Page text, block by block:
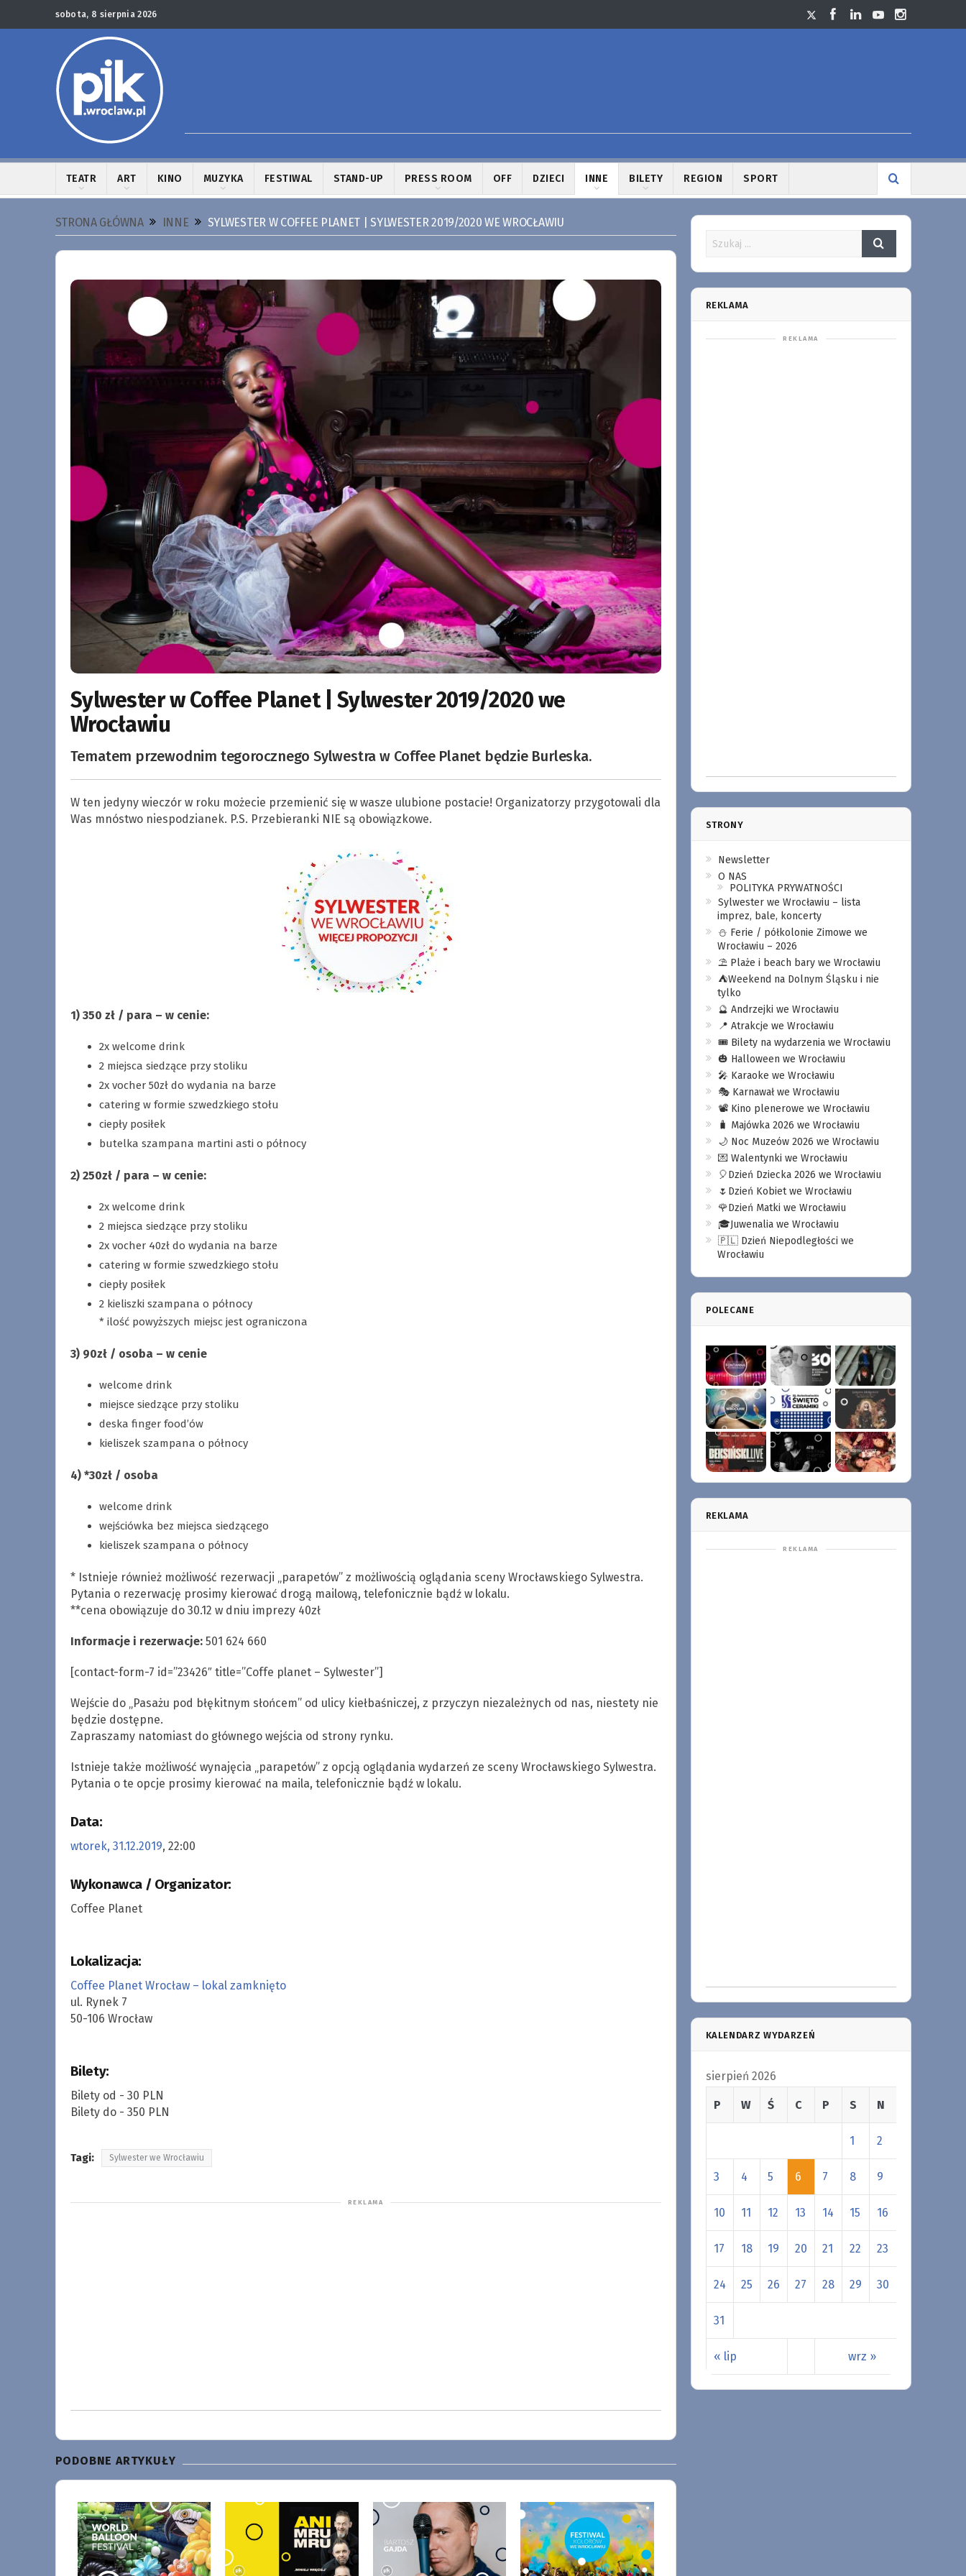
sobota, 8 sierpnia 2026
TEATR ART KINO MUZYKA FESTIWAL STAND-UP PRESS ROOM OFF DZIECI INNE BILETY REGION SPORT
STRONA GŁÓWNA INNE SYLWESTER W COFFEE PLANET | SYLWESTER 2019/2020 WE WROCŁAWIU
Sylwester w Coffee Planet | Sylwester 2019/2020 we
Wrocławiu
Tematem przewodnim tegorocznego Sylwestra w Coffee Planet będzie Burleska.
W ten jedyny wieczór w roku możecie przemienić się w wasze ulubione postacie! Organizatorzy przygotowali dla
Was mnóstwo niespodzianek. P.S. Przebieranki NIE są obowiązkowe.
1) 350 zł / para – w cenie:
2x welcome drink
2 miejsca siedzące przy stoliku
2x vocher 50zł do wydania na barze
catering w formie szwedzkiego stołu
ciepły posiłek
butelka szampana martini asti o północy
2) 250zł / para – w cenie:
2x welcome drink
2 miejsca siedzące przy stoliku
2x vocher 40zł do wydania na barze
catering w formie szwedzkiego stołu
ciepły posiłek
2 kieliszki szampana o północy
* ilość powyższych miejsc jest ograniczona
3) 90zł / osoba – w cenie
welcome drink
miejsce siedzące przy stoliku
deska finger food’ów
kieliszek szampana o północy
4) *30zł / osoba
welcome drink
wejściówka bez miejsca siedzącego
kieliszek szampana o północy
* Istnieje również możliwość rezerwacji „parapetów” z możliwością oglądania sceny Wrocławskiego Sylwestra.
Pytania o rezerwację prosimy kierować drogą mailową, telefonicznie bądź w lokalu.
**cena obowiązuje do 30.12 w dniu imprezy 40zł
Informacje i rezerwacje:501 624 660
[contact-form-7 id=”23426″ title=”Coffe planet – Sylwester”]
Wejście do „Pasażu pod błękitnym słońcem” od ulicy kiełbaśniczej, z przyczyn niezależnych od nas, niestety nie
będzie dostępne.
Zapraszamy natomiast do głównego wejścia od strony rynku.
Istnieje także możliwość wynajęcia „parapetów” z opcją oglądania wydarzeń ze sceny Wrocławskiego Sylwestra.
Pytania o te opcje prosimy kierować na maila, telefonicznie bądź w lokalu.
Data:
wtorek, 31.12.2019, 22:00
Wykonawca / Organizator:
Coffee Planet
Lokalizacja:
Coffee Planet Wrocław – lokal zamknięto
ul. Rynek 7
50-106 Wrocław
Bilety:
Bilety od - 30 PLN
Bilety do - 350 PLN
Tagi: Sylwester we Wrocławiu
PODOBNE ARTYKUŁY
REKLAMA
STRONY
Newsletter
O NAS
POLITYKA PRYWATNOŚCI
Sylwester we Wrocławiu – lista
imprez, bale, koncerty
⛄️ Ferie / półkolonie Zimowe we
Wrocławiu – 2026
⛱️ Plaże i beach bary we Wrocławiu
⛺️Weekend na Dolnym Śląsku i nie
tylko
🔮 Andrzejki we Wrocławiu
📍 Atrakcje we Wrocławiu
🎟️ Bilety na wydarzenia we Wrocławiu
🎃 Halloween we Wrocławiu
🎤 Karaoke we Wrocławiu
🎭 Karnawał we Wrocławiu
📽️ Kino plenerowe we Wrocławiu
🧳 Majówka 2026 we Wrocławiu
🌙 Noc Muzeów 2026 we Wrocławiu
💌 Walentynki we Wrocławiu
🎈Dzień Dziecka 2026 we Wrocławiu
🌷Dzień Kobiet we Wrocławiu
🌹Dzień Matki we Wrocławiu
🎓Juwenalia we Wrocławiu
🇵🇱 Dzień Niepodległości we
Wrocławiu
POLECANE
REKLAMA
KALENDARZ WYDARZEŃ
sierpień 2026
P W Ś C P S N
« lip wrz »
1 2
3 4 5 6 7 8 9
10 11 12 13 14 15 16
17 18 19 20 21 22 23
24 25 26 27 28 29 30
31